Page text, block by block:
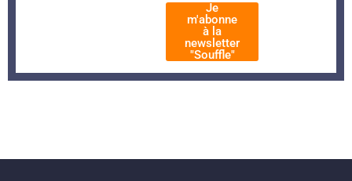
Je
m'abonne
à la
newsletter
"Souffle"